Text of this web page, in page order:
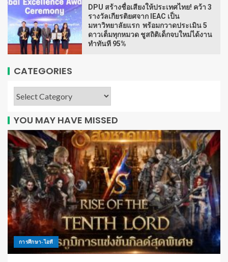
DPU สร้างชื่อเสียงให้ประเทศไทย! คว้า 3
รางวัลเกียรติยศจาก IEAC เป็น
มหาวิทยาลัยแรก พร้อมกวาดประเมิน 5
ดาวเต็มทุกหมวด ชูสถิติเด็กจบใหม่ได้งาน
ทำทันที 95%
CATEGORIES
YOU MAY HAVE MISSED
การศึกษา-ไอที